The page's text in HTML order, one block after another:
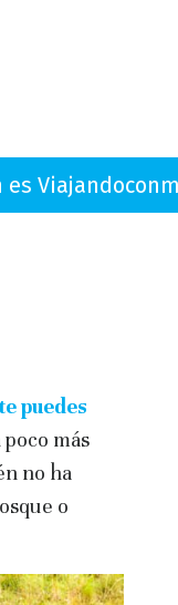
es
puedes
más
no ha
o